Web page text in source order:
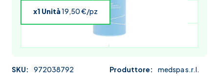
x1 Unità19,50 €/pz
18,92 €/pz x6 Unità
SKU: 972038792 Produttore:
medspa s.r.l.